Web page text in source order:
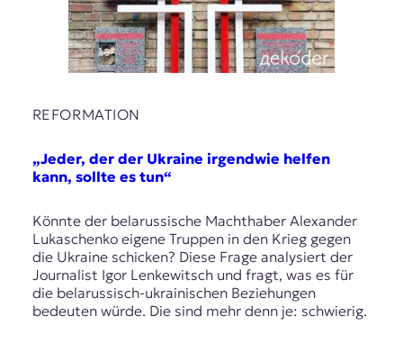
REFORMATION
„Jeder, der der Ukraine irgendwie helfen
kann, sollte es tun“
Könnte der belarussische Machthaber Alexander
Lukaschenko eigene Truppen in den Krieg gegen
die Ukraine schicken? Diese Frage analysiert der
Journalist Igor Lenkewitsch und fragt, was es für
die belarussisch-ukrainischen Beziehungen
bedeuten würde. Die sind mehr denn je: schwierig.